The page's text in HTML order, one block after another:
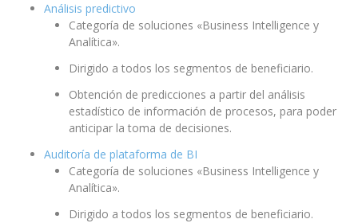
Análisis predictivo
Categoría de soluciones «Business Intelligence y
Analítica».
Dirigido a todos los segmentos de beneficiario.
Obtención de predicciones a partir del análisis
estadístico de información de procesos, para poder
anticipar la toma de decisiones.
Auditoría de plataforma de BI
Categoría de soluciones «Business Intelligence y
Analítica».
Dirigido a todos los segmentos de beneficiario.